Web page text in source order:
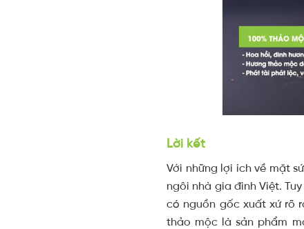
Lời kết
Với những lợi ích về mặt
ngôi nhà gia đình Việt.
có nguồn gốc xuất xứ rõ
thảo mộc là sản phẩm